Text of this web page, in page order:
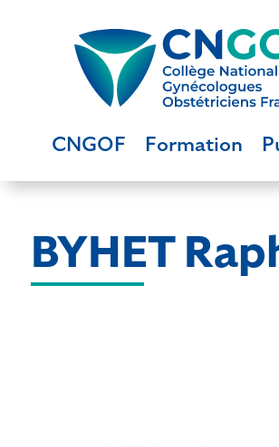
CNGOF Formation
BYHET